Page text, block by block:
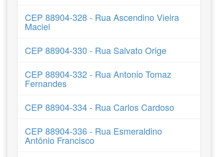
CEP 88904-328 - Rua Ascendino Vieira
Maciel
CEP 88904-330 - Rua Salvato Orige
CEP 88904-332 - Rua Antonio Tomaz
Fernandes
CEP 88904-334 - Rua Carlos Cardoso
CEP 88904-336 - Rua Esmeraldino
Antônio Francisco